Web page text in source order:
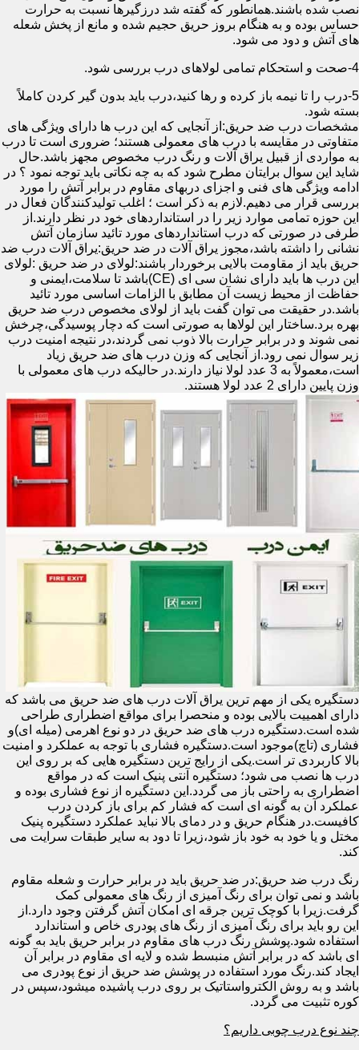
نصب شده باشند.همانطور که گفته شد درزگیرها نسبت به حرارت
حساس بوده و به هنگام بروز حریق حجیم شده و مانع از پخش شعله
های آتش و دود می شود.
4-صحت و استحکام تمامی لولاهای درب بررسی شود.
5-درب را تا نیمه باز کرده و رها کنید،درب باید بدون گیر کردن کاملاً
بسته شود.
مشخصات درب ضد حریق:از آنجایی که این درب ها دارای ویژگی های
متفاوتی در مقایسه با درب های معمولی هستند؛ ضروری است تا درب
به مواردی از قبیل یراق آلات و رنگ درب مخصوص مجهز باشد.حال
شاید این سوال برایتان مطرح شود که به چه نکاتی باید توجه نمود ؟ در
ادامه ویژگی های فنی و اجزای دربهای مقاوم در برابر آتش را مورد
بررسی قرار می دهیم.لازم به ذکر است ؛ اغلب تولیدکنندگان فعال در
این حوزه تمامی موارد زیر را در استانداردهای خود در نظر دارند.از
طرفی در صورتی که درب استانداردهای مورد تائید سازمان آتش
نشانی را داشته باشد،مجوز یراق آلات در ضد حریق:یراق آلات درب ضد
حریق باید از مقاومت بالایی برخوردار باشند:لولای در ضد حریق :لولای
این درب ها باید دارای نشان سی ای (CE)باشد تا سلامت،ایمنی و
حفاظت از محیط زیست آن مطابق با الزامات اساسی مورد تائید
باشد.در حقیقت می توان گفت باید از لولای مخصوص درب ضد حریق
بهره برد.ساختار این لولاها به صورتی است که دچار پوسیدگی،چرخش
نمی شوند و در برابر حرارت بالا ذوب نمی گردند،در نتیجه امنیت درب
زیر سوال نمی رود.از آنجایی که وزن درب های ضد حریق زیاد
است،معمولاً به 3 عدد لولا نیاز دارند.در حالیکه درب های معمولی با
وزن پایین دارای 2 عدد لولا هستند.
دستگیره یکی از مهم ترین یراق آلات درب های ضد حریق می باشد که
دارای اهمییت بالایی بوده و منحصرا برای مواقع اضطراری طراحی
شده است.دستگیره درب های ضد حریق در دو نوع اهرمی (میله ای)و
فشاری (تاچ)موجود است.دستگیره فشاری با توجه به عملکرد و امنیت
بالا کاربردی تر است.یکی از رایج ترین دستگیره هایی که بر روی این
درب ها نصب می شود؛ دستگیره آنتی پنیک است که در مواقع
اضطراری به راحتی باز می گردد.این دستگیره از نوع فشاری بوده و
عملکرد آن به گونه ای است که فشار کم برای باز کردن درب
کافیست.در هنگام حریق و در دمای بالا نباید عملکرد دستگیره پنیک
مختل و یا خود به خود باز شود،زیرا تا دود به سایر طبقات سرایت می
کند.
رنگ درب ضد حریق:در ضد حریق باید در برابر حرارت و شعله مقاوم
باشد و نمی توان برای رنگ آمیزی از رنگ های معمولی کمک
گرفت.زیرا با کوچک ترین جرقه ای امکان آتش گرفتن وجود دارد.از
این رو باید برای رنگ آمیزی از رنگ های پودری خاص و استاندارد
استفاده شود.پوشش رنگ درب های مقاوم در برابر حریق باید به گونه
ای باشد که در برابر آتش منبسط شده و لایه ای مقاوم در برابر آن
ایجاد کند.رنگ مورد استفاده در پوشش ضد حریق از نوع پودری می
باشد و به روش الکترواستاتیک بر روی درب پاشیده میشود،سپس در
کوره تثبیت می گردد.
چند نوع درب چوبی داریم؟